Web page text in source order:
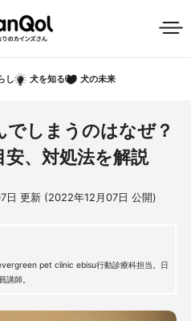
し 犬を知る 犬の未来
でしまうのはなぜ？
、対処法を解説
日 更新 (2022年12月07日 公開)
pet clinic ebisu行動診療科担当。日
講師。